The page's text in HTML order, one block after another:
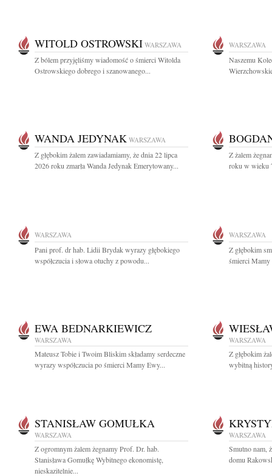
WITOLD OSTROWSKI WARSZAWA
Z bólem przyjęliśmy wiadomość o śmierci Witolda
Ostrowskiego dobrego i szanowanego...
WARSZAWA
Naszemu
WANDA JEDYNAK WARSZAWA
Z głębokim żalem zawiadamiamy, że dnia 22 lipca
2026 roku zmarła Wanda Jedynak Emerytowany...
Z żalem
roku w wieku
WARSZAWA
Pani prof. dr hab. Lidii Brydak wyrazy głębokiego
współczucia i słowa otuchy z powodu...
WARSZAWA
Z głębokim
śmierci
EWA BEDNARKIEWICZ
WARSZAWA
Mateusz Tobie i Twoim Bliskim składamy serdeczne
wyrazy współczucia po śmierci Mamy Ewy...
WARSZAWA
Z głębokim
wybitną
STANISŁAW GOMUŁKA
WARSZAWA
Z ogromnym żalem żegnamy Prof. Dr. hab.
Stanisława Gomułkę Wybitnego ekonomistę,
nieskazitelnie...
WARSZAWA
Smutno nam,
domu